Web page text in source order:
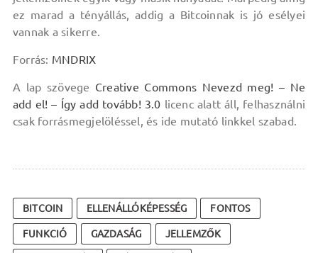
ez marad a tényállás, addig a Bitcoinnak is jó esélyei
vannak a sikerre.
Forrás: MNDRIX
A lap szövege Creative Commons Nevezd meg! – Ne
add el! – Így add tovább! 3.0 licenc alatt áll, felhasználni
csak forrásmegjelöléssel, és ide mutató linkkel szabad.
BITCOIN ELLENÁLLÓKÉPESSÉG FONTOS
FUNKCIÓ GAZDASÁG JELLEMZŐK